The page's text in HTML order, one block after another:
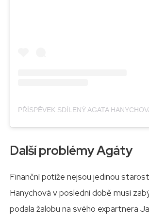
Další problémy Agáty
Finanční potíže nejsou jedinou
Hanychová v poslední době musí
podala žalobu na svého expartnera